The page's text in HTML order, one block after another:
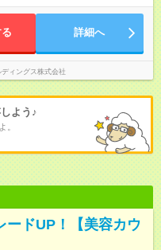
※曜日固定 ・有給休暇あり ・
詳細へ
ディングス株式会社
よう♪
。
ードUP！【美容カウ